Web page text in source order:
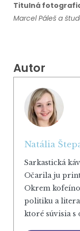
Titulná
Marcel Páleš a
Autor
Natália
Sarkastická
Očarila ju
Okrem
politiku a
ktoré súvisia s